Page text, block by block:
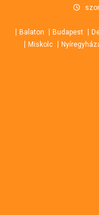
contentBalaton Budapest
Miskolc